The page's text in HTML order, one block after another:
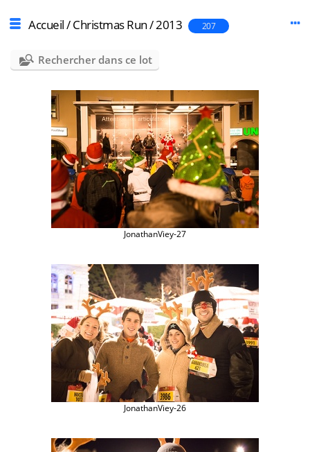
Accueil/Christmas Run/2013 207
Rechercher dans ce lot
JonathanViey-27
JonathanViey-26